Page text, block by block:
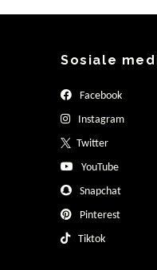
Sosiale
Facebook
Instagram
Twitter
YouTube
Snapchat
Pinterest
Tiktok